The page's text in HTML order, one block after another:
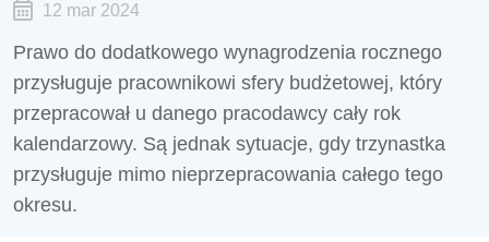
12 mar 2024
Prawo do dodatkowego wynagrodzenia rocznego
przysługuje pracownikowi sfery budżetowej, który
przepracował u danego pracodawcy cały rok
kalendarzowy. Są jednak sytuacje, gdy trzynastka
przysługuje mimo nieprzepracowania całego tego
okresu.